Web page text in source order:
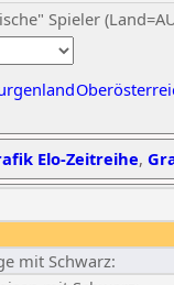
Spieler
Elo-Zeitreihe,
mit Schwarz: